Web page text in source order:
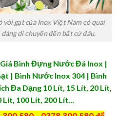
vòi gạt của Inox Việt Nam có quai
di chuyển đến bất cứ đâu.
Bình Đựng Nước Đá Inox |
| Bình Nước Inox 304 | Bình
Đa Dạng 10 Lít, 15 Lít, 20 Lít,
Lít, 100 Lít, 200 Lít…